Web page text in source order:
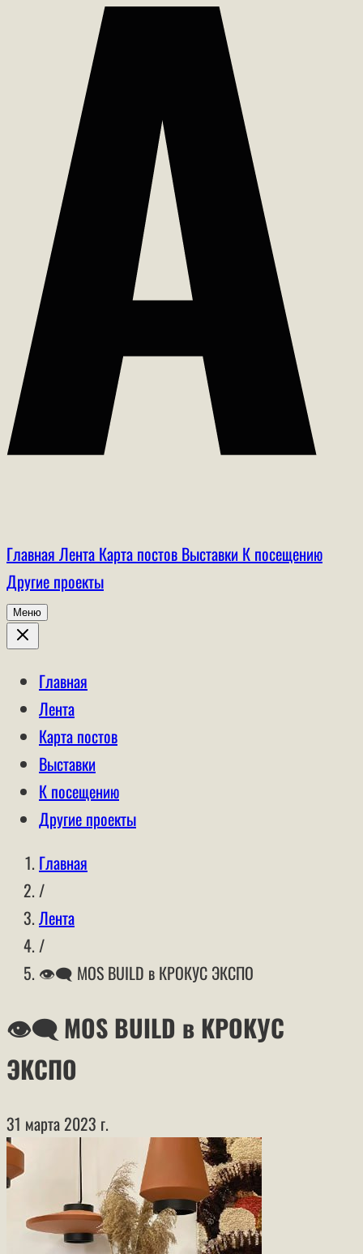
Главная Лента Карта постов Выставки К посещению
Другие проекты
Меню
Главная
Лента
Карта постов
Выставки
К посещению
Другие проекты
Главная
/
Лента
/
👁‍🗨 MOS BUILD в КРОКУС ЭКСПО
👁‍🗨 MOS BUILD в КРОКУС
ЭКСПО
31 марта 2023 г.